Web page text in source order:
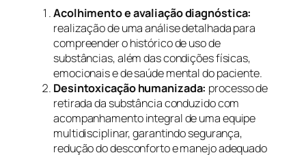
Acolhimento e avaliação diagnóstica:
realização de uma análise detalhada para
compreender o histórico de uso de
substâncias, além das condições físicas,
emocionais e de saúde mental do paciente.
Desintoxicação humanizada: processo de
retirada da substância conduzido com
acompanhamento integral de uma equipe
multidisciplinar, garantindo segurança,
redução do desconforto e manejo adequado